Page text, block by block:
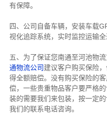
有保障。
四、公司自备车辆，安装车载
视化追踪系统，实时监控运输
五、为了保证您南通至河池物
通物流公司建议客户购买保险
得全额赔偿。没有购买保险的
偿，一些贵重物品客户要严格
装的需要我们来包装，按一定
我们的联系电话咨询。